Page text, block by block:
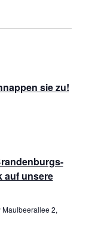
t
osie zu!
auf unsere
Maulbeerallee 2,